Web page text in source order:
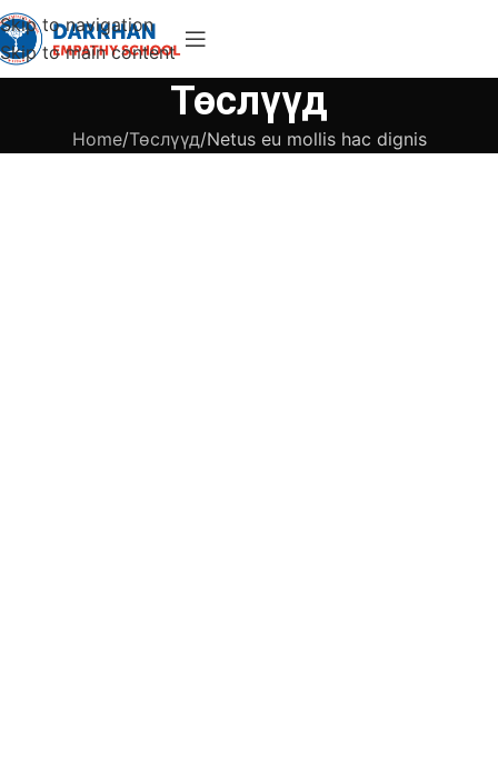
Skip to navigation
Skip to main content
Төслүүд
Home Төслүүд Netus eu mollis hac dignis